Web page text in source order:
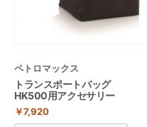
ペトロマックス
トランスポートバッグ
HK500用アクセサリー
￥7,920